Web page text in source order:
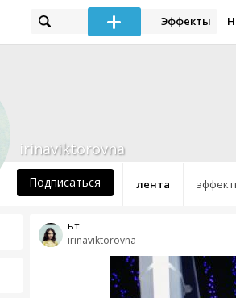
Эффекты
лента
irinaviktorovna
Подписаться
irinaviktorovna
ьт